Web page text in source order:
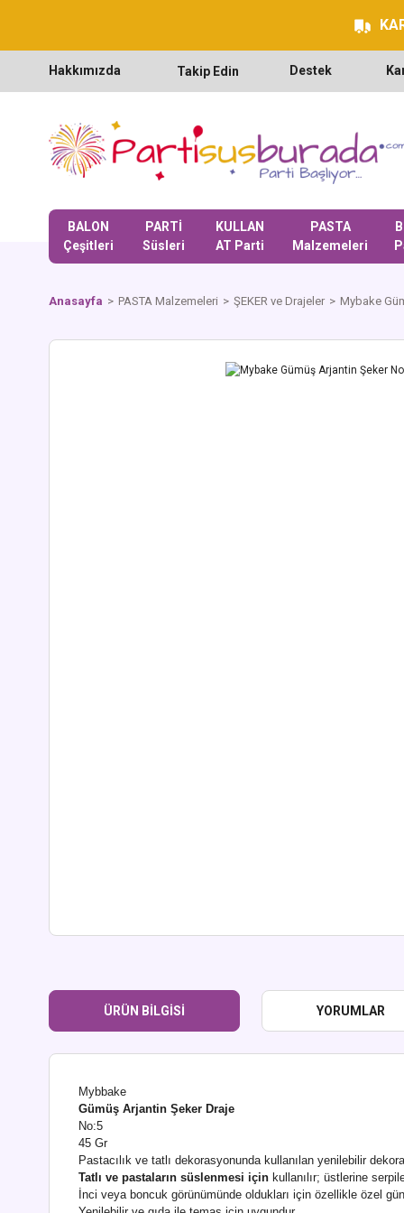
Hakkımızda Takip Edin Destek
BALON
Çeşitleri
PARTİ
Süsleri
KULLAN
AT Parti
PASTA
Malzemeleri
Anasayfa PASTA Malzemeleri ŞEKER ve Drajeler Mybake
ÜRÜN BILGISI YORUMLAR
Mybbake
Gümüş Arjantin Şeker Draje
No:5
45 Gr
Pastacılık ve tatlı dekorasyonunda kullanılan yenilebilir
Tatlı ve pastaların süslenmesi için kullanılır; üstlerine
İnci veya boncuk görünümünde oldukları için özellikle özel